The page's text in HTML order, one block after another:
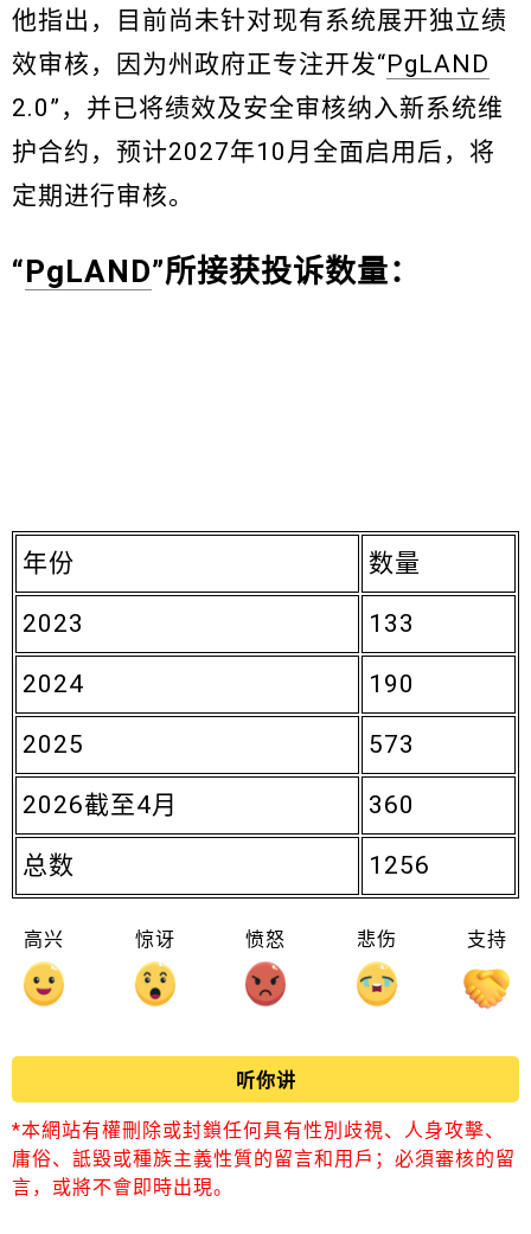
他指出，目前尚未针对现有系统展开独立绩
效审核，因为州政府正专注开发“PgLAND
2.0”，并已将绩效及安全审核纳入新系统维
护合约，预计2027年10月全面启用后，将
定期进行审核。
“PgLAND”所接获投诉数量：
年份 数量
2023 133
2024 190
2025 573
2026截至4月 360
总数 1256
高兴 惊讶 愤怒 悲伤 支持
听你讲
*本網站有權刪除或封鎖任何具有性別歧視、人身攻擊、
庸俗、詆毀或種族主義性質的留言和用戶；必須審核的留
言，或將不會即時出現。